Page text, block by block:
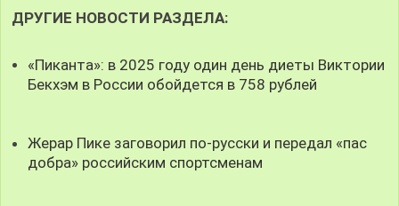
ДРУГИЕ НОВОСТИ РАЗДЕЛА:
«Пиканта»: в 2025 году один день диеты Виктории
Бекхэм в России обойдется в 758 рублей
Жерар Пике заговорил по-русски и передал «пас
добра» российским спортсменам